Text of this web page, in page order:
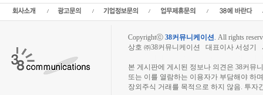
Copyrightⓒ 38커뮤니케이션. All rights
상호 ㈜38커뮤니케이션 대표이사 서성기
본 게시판에 게시된 정보나 의견은 38커뮤
또는 이를 열람하는 이용자가 부담해야 하
장외주식 거래를 목적으로 하지 않음. 투